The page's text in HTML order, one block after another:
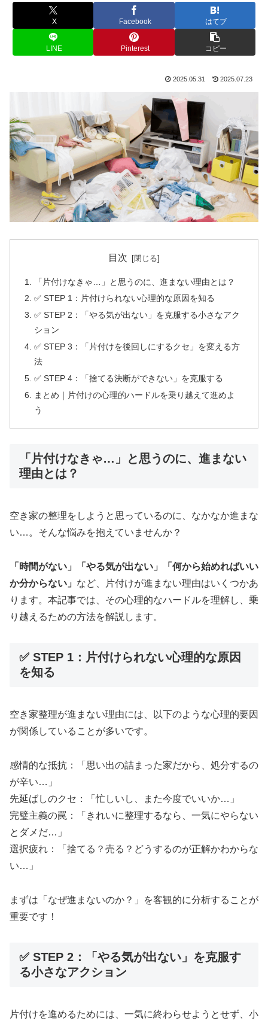
X Facebook はてブ
LINE Pinterest コピー
2025.05.31 2025.07.23
目次
「片付けなきゃ…」と思うのに、進まない理由とは？
✅ STEP 1：片付けられない心理的な原因を知る
✅ STEP 2：「やる気が出ない」を克服する小さなアク
ション
✅ STEP 3：「片付けを後回しにするクセ」を変える方
法
✅ STEP 4：「捨てる決断ができない」を克服する
まとめ｜片付けの心理的ハードルを乗り越えて進めよ
う
「片付けなきゃ…」と思うのに、進まない
理由とは？
空き家の整理をしようと思っているのに、なかなか進まな
い…。そんな悩みを抱えていませんか？
「時間がない」「やる気が出ない」「何から始めればいい
か分からない」 など、片付けが進まない理由はいくつかあ
ります。本記事では、その心理的なハードルを理解し、乗
り越えるための方法を解説します。
✅ STEP 1：片付けられない心理的な原因
を知る
空き家整理が進まない理由には、以下のような心理的要因
が関係していることが多いです。
感情的な抵抗：「思い出の詰まった家だから、処分するの
が辛い…」
先延ばしのクセ：「忙しいし、また今度でいいか…」
完璧主義の罠：「きれいに整理するなら、一気にやらない
とダメだ…」
選択疲れ：「捨てる？売る？どうするのが正解かわからな
い…」
まずは「なぜ進まないのか？」を客観的に分析することが
重要です！
✅ STEP 2：「やる気が出ない」を克服す
る小さなアクション
片付けを進めるためには、一気に終わらせようとせず、小